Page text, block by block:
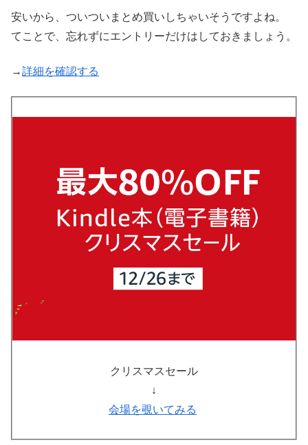
安いから、ついついまとめ買いしちゃいそうですよね。
てことで、忘れずにエントリーだけはしておきましょう。
→詳細を確認する
クリスマスセール
↓
会場を覗いてみる